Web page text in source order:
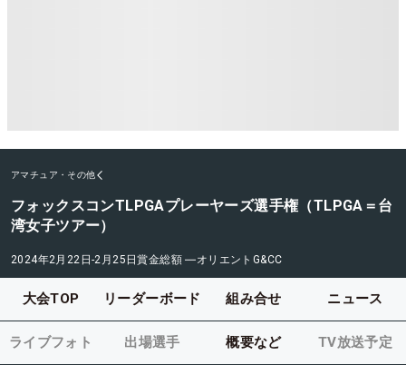
アマチュア・その他
フォックスコンTLPGAプレーヤーズ選手権（TLPGA＝台
湾女子ツアー）
2024年2月22日-2月25日賞金総額 ―オリエントG&CC
大会TOP リーダーボード 組み合せ ニュース
ライブフォト 出場選手 概要など TV放送予定